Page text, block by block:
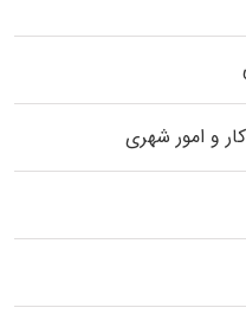
و امور شهری